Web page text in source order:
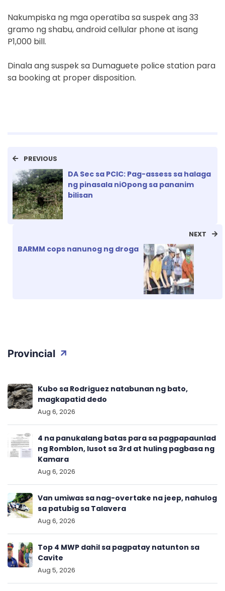
Nakumpiska ng mga operatiba sa suspek ang 33
gramo ng shabu, android cellular phone at isang
P1,000 bill.
Dinala ang suspek sa Dumaguete police station para
sa booking at proper disposition.
PREVIOUS
DA Sec sa PCIC: Pag-assess sa halaga
ng pinasala niOpong sa pananim
bilisan
NEXT
BARMM cops nanunog ng droga
Provincial
Kubo sa Rodriguez natabunan ng bato,
magkapatid dedo
Aug 6, 2026
4 na panukalang batas para sa pagpapaunlad
ng Romblon, lusot sa 3rd at huling pagbasa ng
Kamara
Aug 6, 2026
Van umiwas sa nag-overtake na jeep, nahulog
sa patubig sa Talavera
Aug 6, 2026
Top 4 MWP dahil sa pagpatay natunton sa
Cavite
Aug 5, 2026